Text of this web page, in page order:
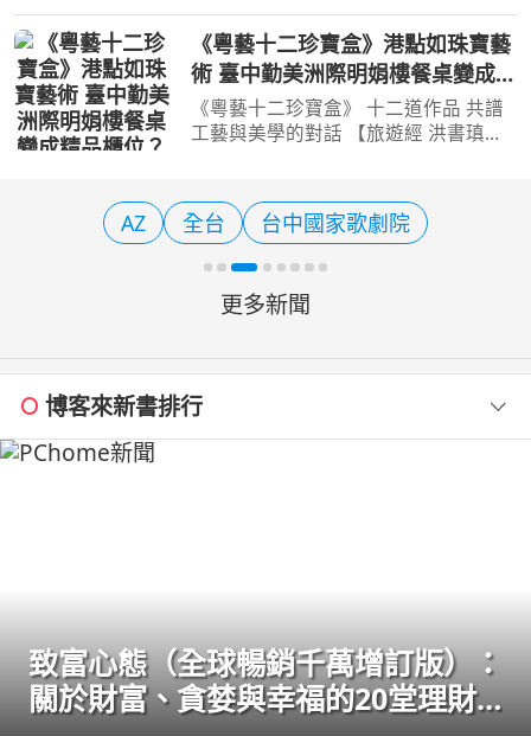
縣政府）【記者陳夏恩／綜合報導】炎
炎夏日想找個能盡情玩水、又能讓大小
朋友一起放電的地方嗎
《粵藝十二珍寶盒》港點如珠寶藝
術 臺中勤美洲際明娟樓餐桌變成精
品櫃位？
《粵藝十二珍寶盒》 十二道作品 共譜
工藝與美學的對話 【旅遊經 洪書瑱報
漸有與中菜合作的趨向，其中這一套全
球知名的瑞士頂級保養
AZ 全台 台中國家歌劇院
更多新聞
博客來新書排行
致富心態（全球暢銷千萬增訂版）：
關於財富、貪婪與幸福的20堂理財